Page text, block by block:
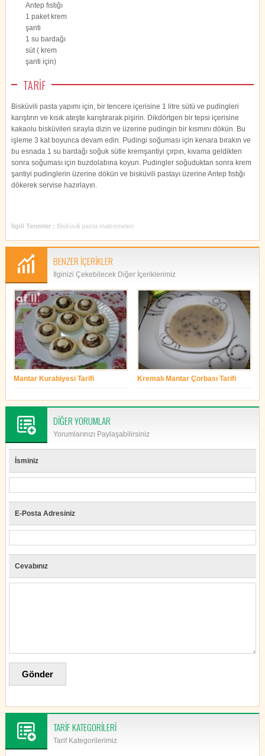
Antep fıstığı
1 paket krem
şanti
1 su bardağı
süt ( krem
şanti için)
TARİF
Bisküvili pasta yapımı için, bir tencere içerisine 1 litre sütü ve pudingleri
karıştırın ve kısık ateşte karıştırarak pişirin. Dikdörtgen bir tepsi içerisine
kakaolu bisküvileri sırayla dizin ve üzerine pudingin bir kısmını dökün. Bu
işleme 3 kat boyunca devam edin. Pudingi soğuması için kenara bırakın ve
bu esnada 1 su bardağı soğuk sütle kremşantiyi çırpın, kıvama geldikten
sonra soğuması için buzdolabına koyun. Pudingler soğuduktan sonra krem
şantiyi pudinglerin üzerine dökün ve bisküvili pastayı üzerine Antep fıstığı
dökerek servise hazırlayın.
İlgili Terimler : Bisküvili pasta malzemeleri
BENZER İÇERİKLER
İlginizi Çekebilecek Diğer İçeriklerimiz
Mantar Kurabiyesi Tarifi
Kremalı Mantar Çorbası Tarifi
DİĞER YORUMLAR
Yorumlarınızı Paylaşabilirsiniz
İsminiz
E-Posta Adresiniz
Cevabınız
TARİF KATEGORİLERİ
Tarif Kategorilerimiz